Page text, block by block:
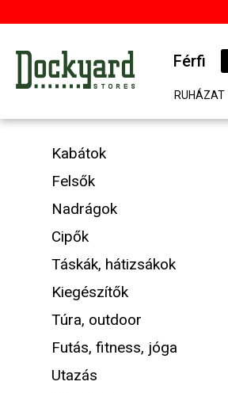
Férfi
RUHÁZAT
Kabátok
Felsők
Nadrágok
Cipők
Táskák, hátizsákok
Kiegészítők
Túra, outdoor
Futás, fitness, jóga
Utazás